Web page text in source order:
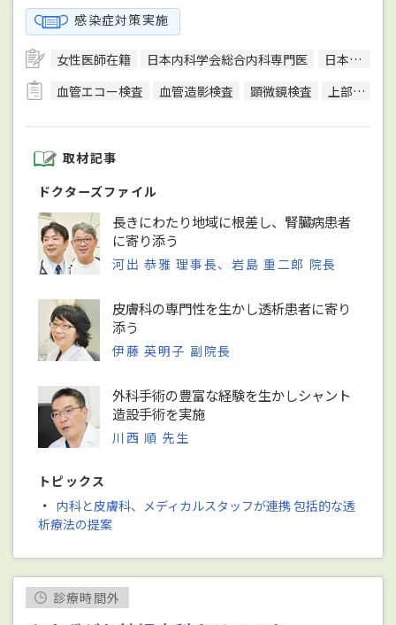
感染症対策実施
女性医師在籍 日本内科学会総合内科専門医
日本皮膚科学会皮膚科専門医
血管エコー検査
血管造影検査 顕微鏡検査 上部内視鏡検査
取材記事
ドクターズファイル
長きにわたり地域に根差し、腎臓病患者
に寄り添う
河出 恭雅 理事長、岩島 重二郎 院長
皮膚科の専門性を生かし透析患者に寄り
添う
伊藤 英明子 副院長
外科手術の豊富な経験を生かしシャント
造設手術を実施
川西 順 先生
トピックス
・ 内科と皮膚科、メディカルスタッフが連携 包括的な透
析療法の提案
診療時間外